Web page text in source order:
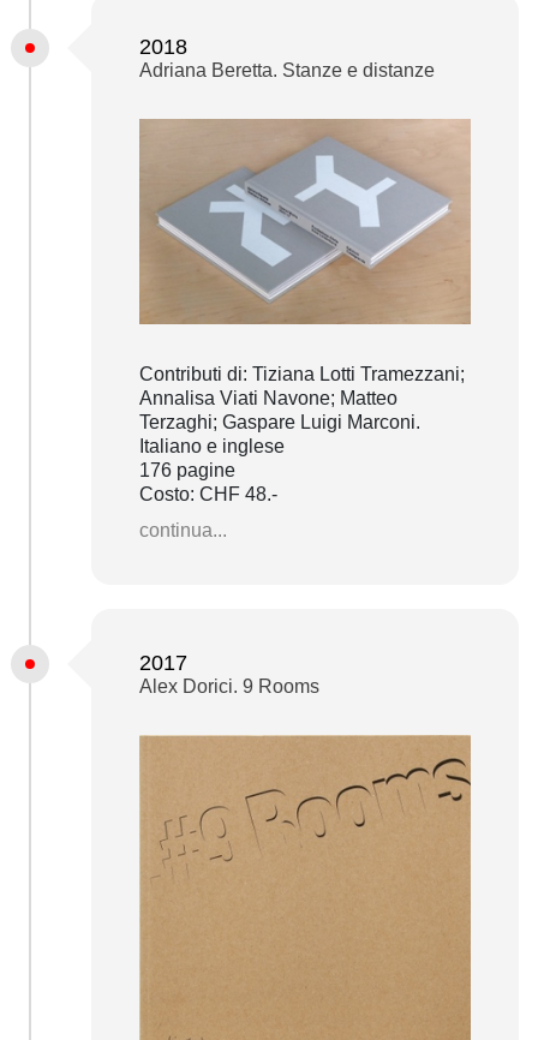
2018
Adriana Beretta. Stanze e distanze
Contributi di: Tiziana Lotti Tramezzani;
Annalisa Viati Navone; Matteo
Terzaghi; Gaspare Luigi Marconi.
Italiano e inglese
176 pagine
Costo: CHF 48.-
continua...
2017
Alex Dorici. 9 Rooms